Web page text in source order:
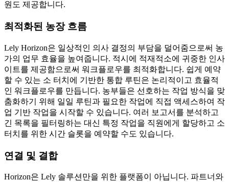
원도 제공합니다.
최적화된 농장 흐름
Lely Horizon은 일상적인 의사 결정의 부담을 덜어줌으로써 농
가의 업무 효율을 높여줍니다. 적시에 적재적소에 귀중한 인사
이트를 제공함으로써 워크플로우를 최적화합니다. 쉽게 예약
할 수 있는 소 터치에 기반한 통합 루틴은 논리적이고 효율적
인 워크플로우를 만듭니다. 농부들은 선호하는 작업 방식을 맞
춤화하기 위해 일일 루틴과 필요한 작업에 직접 액세스하여 작
업 기반 작업을 시작할 수 있습니다. 여러 보고서를 분석하고
긴 목록을 필터링하는 대신 특정 작업을 직원에게 할당하고 소
터치를 위한 시간 슬롯을 예약할 수도 있습니다.
연결 및 결합
Horizon은 Lely 솔루션만을 위한 플랫폼이 아닙니다. 파트너와